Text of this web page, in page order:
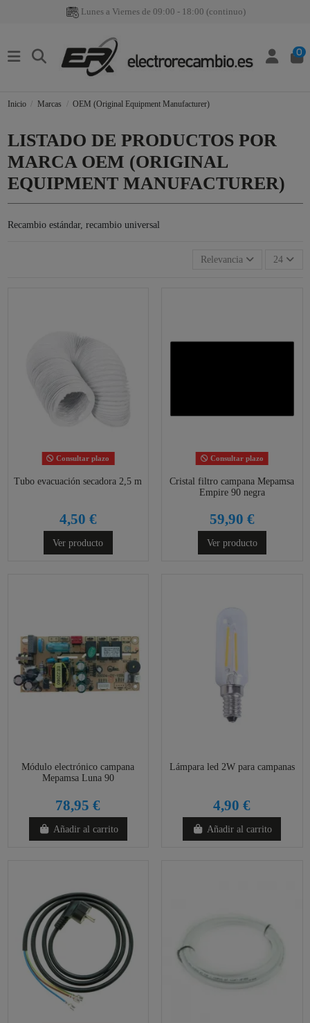
Lunes a Viernes de 09:00 - 18:00 (continuo)
0
Inicio Marcas OEM (Original Equipment Manufacturer)
LISTADO DE PRODUCTOS POR
MARCA OEM (ORIGINAL
EQUIPMENT MANUFACTURER)
Recambio estándar, recambio universal
Relevancia 24
Consultar plazo
Tubo evacuación secadora 2,5 m
4,50 €
Ver producto
Consultar plazo
Cristal filtro campana Mepamsa
Empire 90 negra
59,90 €
Ver producto
Módulo electrónico campana
Mepamsa Luna 90
78,95 €
Añadir al carrito
Lámpara led 2W para campanas
4,90 €
Añadir al carrito